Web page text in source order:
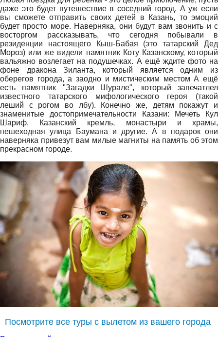
даже это будет путешествие в соседний город. А уж если
вы сможете отправить своих детей в Казань, то эмоций
будет просто море. Наверняка, они будут вам звонить и с
восторгом рассказывать, что сегодня побывали в
резиденции настоящего Кыш-Бабая (это татарский Дед
Мороз) или же видели памятник Коту Казанскому, который
вальяжно возлегает на подушечках. А ещё ждите фото на
фоне дракона Зиланта, который является одним из
оберегов города, а заодно и мистическим местом А ещё
есть памятник "Загадки Шурале", который запечатлел
известного татарского мифологического героя (такой
леший с рогом во лбу). Конечно же, детям покажут и
знаменитые достопримечательности Казани: Мечеть Кул
Шариф, Казанский кремль, монастыри и храмы,
пешеходная улица Баумана и другие. А в подарок они
наверняка привезут вам милые магниты на память об этом
прекрасном городе.
Посмотрите все туры с вылетом из вашего города